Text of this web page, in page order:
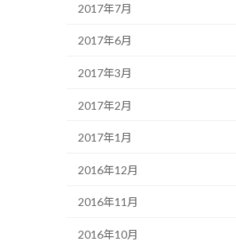
2017年7月
2017年6月
2017年3月
2017年2月
2017年1月
2016年12月
2016年11月
2016年10月